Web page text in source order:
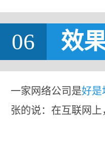
06 效
一家网络公司是好是
张的说：在互联网